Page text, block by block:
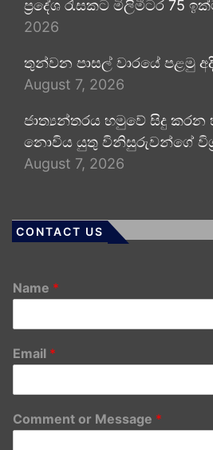
ප්‍රදේශ රැසකට මිලිමීටර 75
2026
තුන්වන පාසල් වාරයේ පළමු
August 7, 2026
ජාත්‍යන්තරය හමුවේ සිදු
නොවිය යුතු විනිසුරුවන්ගේ
August 7, 2026
CONTACT US
Name *
Email *
Comment or Message *